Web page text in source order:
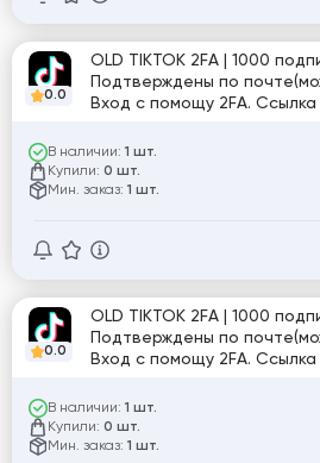
0.0
OLD TIKTOK 2FA | 1000
Подтверждены по
Вход с помощу 2FA. Ссылка
В наличии: 1 шт.
Купили: 0 шт.
Мин. заказ: 1 шт.
0.0
OLD TIKTOK 2FA | 1000
Подтверждены по
Вход с помощу 2FA. Ссылка
В наличии: 1 шт.
Купили: 0 шт.
Мин. заказ: 1 шт.